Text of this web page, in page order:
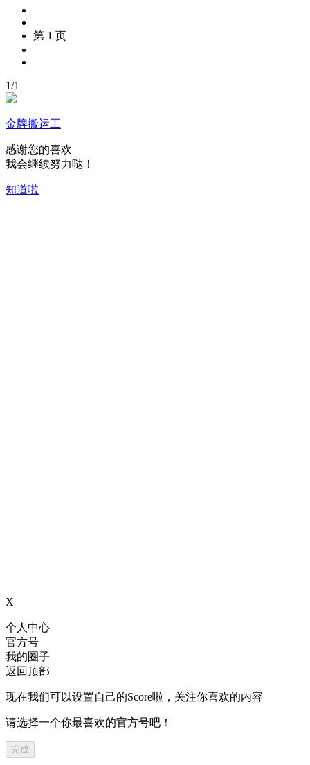
第 1 页
1/1
金牌搬运工
感谢您的喜欢
我会继续努力哒！
知道啦
X
个人中心
官方号
我的圈子
返回顶部
现在我们可以设置自己的Score啦，关注你喜欢的内容
请选择一个你最喜欢的官方号吧！
完成